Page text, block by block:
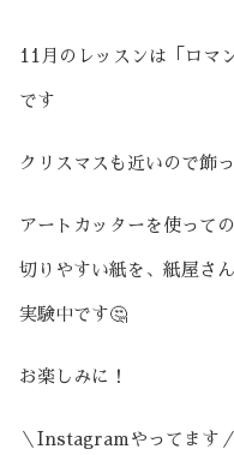
11月のレッスンは「ロマ
です
クリスマスも近いので飾
アートカッターを使って
切りやすい紙を、紙屋さ
実験中です🤔
お楽しみに！
＼Instagramやってます／